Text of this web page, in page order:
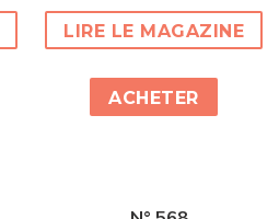
LIRE LE MAGAZINE
ACHETER